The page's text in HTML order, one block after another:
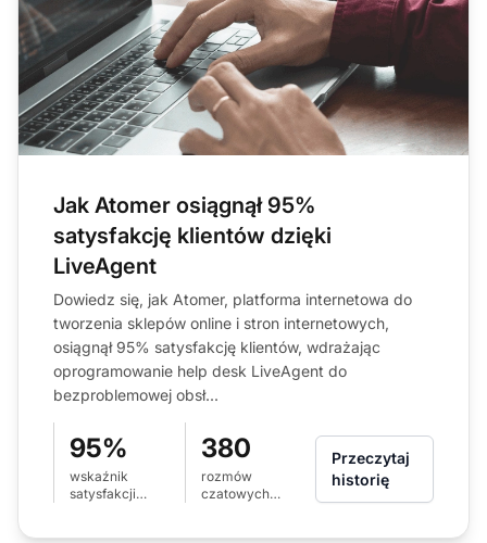
Jak Atomer osiągnął 95%
satysfakcję klientów dzięki
LiveAgent
Dowiedz się, jak Atomer, platforma internetowa do
tworzenia sklepów online i stron internetowych,
osiągnął 95% satysfakcję klientów, wdrażając
oprogramowanie help desk LiveAgent do
bezproblemowej obsł...
95%
wskaźnik
satysfakcji
380
rozmów
czatowych
Przeczytaj
historię